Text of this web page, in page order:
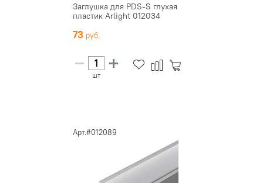
Заглушка для PDS-S глухая
пластик Arlight 012034
73
шт
Арт.#012089